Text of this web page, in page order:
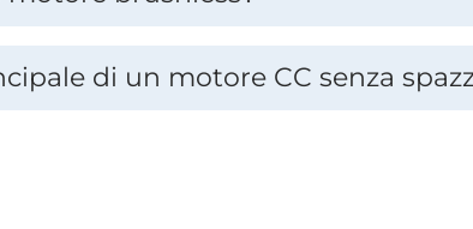
di un motore CC senza